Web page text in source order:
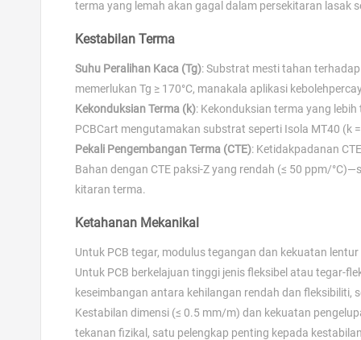
terma yang lemah akan gagal dalam persekitaran lasak
Kestabilan Terma
Suhu Peralihan Kaca (Tg): Substrat mesti tahan
memerlukan Tg ≥ 170°C, manakala aplikasi
Kekonduksian Terma (k): Kekonduksian terma yang
PCBCart mengutamakan substrat seperti Isola MT40 (k
Pekali Pengembangan Terma (CTE): Ketidakpadanan
Bahan dengan CTE paksi-Z yang rendah (≤ 50 ppm/
kitaran terma.
Ketahanan Mekanikal
Untuk PCB tegar, modulus tegangan dan kekuatan
Untuk PCB berkelajuan tinggi jenis fleksibel atau tegar-
keseimbangan antara kehilangan rendah dan
Kestabilan dimensi (≤ 0.5 mm/m) dan kekuatan
tekanan fizikal, satu pelengkap penting kepada